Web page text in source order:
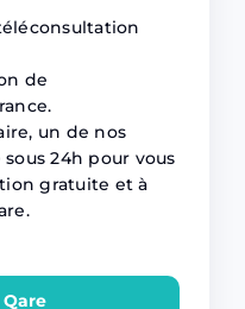
de
un de nos
24h pour vous
gratuite et à